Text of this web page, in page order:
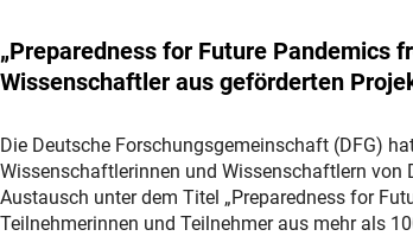
„Preparedness for Future Pandemics
Wissenschaftler aus geförderten
Die Deutsche Forschungsgemeinschaft (DFG)
Wissenschaftlerinnen und Wissenschaftlern von
Austausch unter dem Titel „Preparedness for
Teilnehmerinnen und Teilnehmer aus mehr als